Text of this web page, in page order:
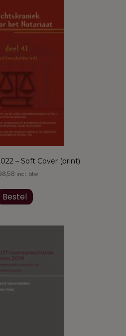
– Soft Cover (print)
incl. btw
Bestel